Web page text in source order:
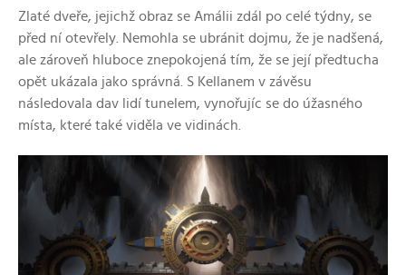
Zlaté dveře, jejichž obraz se Amálii zdál po celé týdny, se
před ní otevřely. Nemohla se ubránit dojmu, že je nadšená,
ale zároveň hluboce znepokojená tím, že se její předtucha
opět ukázala jako správná. S Kellanem v závěsu
následovala dav lidí tunelem, vynořujíc se do úžasného
místa, které také viděla ve vidinách.